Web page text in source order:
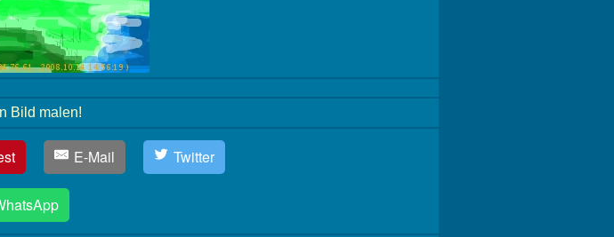
Bild malen!
E-Mail Twitter